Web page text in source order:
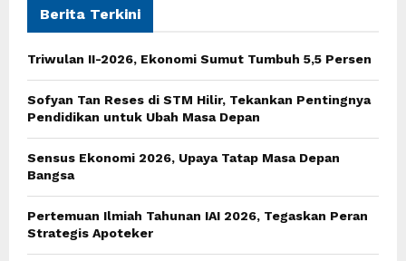
f
r
C
H
Berita Terkini
Triwulan II-2026, Ekonomi Sumut Tumbuh 5,5 Persen
Sofyan Tan Reses di STM Hilir, Tekankan Pentingnya
Pendidikan untuk Ubah Masa Depan
Sensus Ekonomi 2026, Upaya Tatap Masa Depan
Bangsa
Pertemuan Ilmiah Tahunan IAI 2026, Tegaskan Peran
Strategis Apoteker